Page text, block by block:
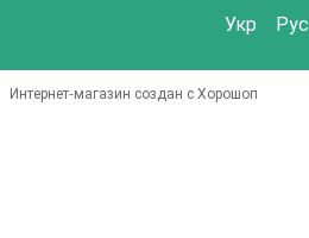
Укр Рус
Интернет-магазин создан с Хорошоп